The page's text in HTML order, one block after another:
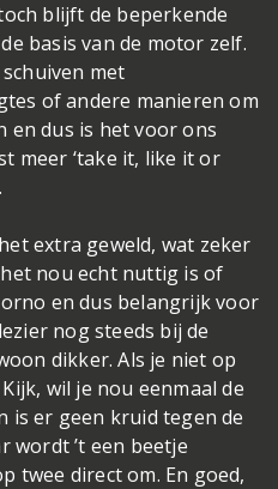
blijft de beperkende
basis van de motor zelf.
met
of andere manieren om
en dus is het voor ons
meer ‘take it, like it or
extra geweld, wat zeker
nou echt nuttig is of
en dus belangrijk voor
nog steeds bij de
dikker. Als je niet op
wil je nou eenmaal de
is er geen kruid tegen de
wordt ’t een beetje
twee direct om. En goed,